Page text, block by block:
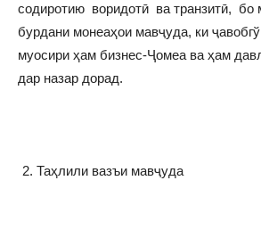
содиротию воридотӣ ва транзитӣ, бо
бурдани монеаҳои мавҷуда, ки
муосири ҳам бизнес-Ҷомеа ва ҳам
дар назар дорад.
Таҳлили вазъи мавҷуда